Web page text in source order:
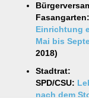
Fasangarten:
Einrichtung
Mai bis
2018)
Stadtrat:
SPD/CSU:
nach dem